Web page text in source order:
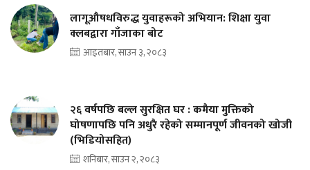
लागूऔषधविरुद्ध युवाहरूको अभियान: शिक्षा युवा
क्लबद्वारा गाँजाका बोट
आइतबार, साउन ३, २०८३
२६ वर्षपछि बल्ल सुरक्षित घर : कमैया मुक्तिको
घोषणापछि पनि अधुरै रहेको सम्मानपूर्ण जीवनको खोजी
(भिडियोसहित)
शनिबार, साउन २, २०८३